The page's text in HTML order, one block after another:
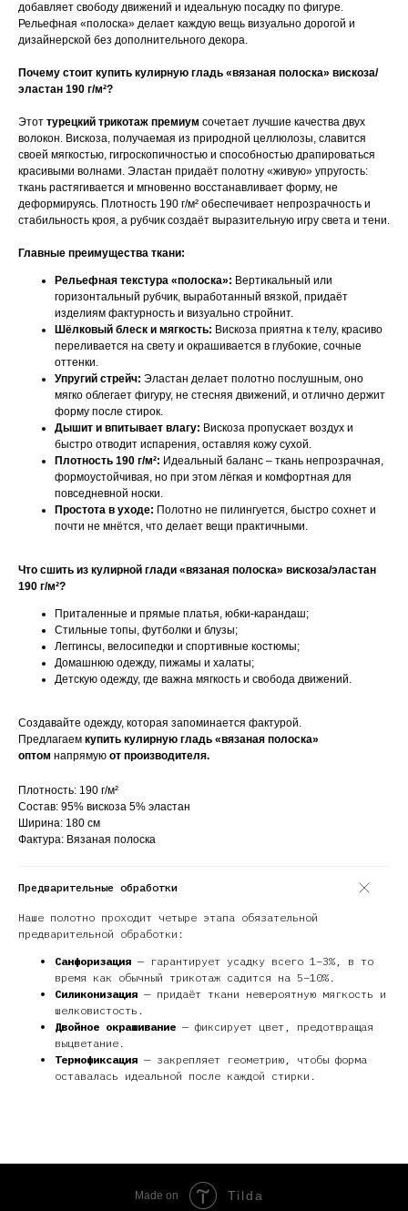
добавляет свободу движений и идеальную посадку по фигуре.
Рельефная «полоска» делает каждую вещь визуально дорогой и
дизайнерской без дополнительного декора.
Почему стоит купить кулирную гладь «вязаная полоска» вискоза/
эластан 190 г/м²?
Этот турецкий трикотаж премиум сочетает лучшие качества двух
волокон. Вискоза, получаемая из природной целлюлозы, славится
своей мягкостью, гигроскопичностью и способностью драпироваться
красивыми волнами. Эластан придаёт полотну «живую» упругость:
ткань растягивается и мгновенно восстанавливает форму, не
деформируясь. Плотность 190 г/м² обеспечивает непрозрачность и
стабильность кроя, а рубчик создаёт выразительную игру света и тени.
Главные преимущества ткани:
Рельефная текстура «полоска»: Вертикальный или
горизонтальный рубчик, выработанный вязкой, придаёт
изделиям фактурность и визуально стройнит.
Шёлковый блеск и мягкость: Вискоза приятна к телу, красиво
переливается на свету и окрашивается в глубокие, сочные
оттенки.
Упругий стрейч: Эластан делает полотно послушным, оно
мягко облегает фигуру, не стесняя движений, и отлично держит
форму после стирок.
Дышит и впитывает влагу: Вискоза пропускает воздух и
быстро отводит испарения, оставляя кожу сухой.
Плотность 190 г/м²: Идеальный баланс – ткань непрозрачная,
формоустойчивая, но при этом лёгкая и комфортная для
повседневной носки.
Простота в уходе: Полотно не пилингуется, быстро сохнет и
почти не мнётся, что делает вещи практичными.
Что сшить из кулирной глади «вязаная полоска» вискоза/эластан
190 г/м²?
Приталенные и прямые платья, юбки-карандаш;
Стильные топы, футболки и блузы;
Леггинсы, велосипедки и спортивные костюмы;
Домашнюю одежду, пижамы и халаты;
Детскую одежду, где важна мягкость и свобода движений.
Создавайте одежду, которая запоминается фактурой.
Предлагаем купить кулирную гладь «вязаная полоска»
оптом напрямую от производителя.
Плотность: 190 г/м²
Состав: 95% вискоза 5% эластан
Ширина: 180 см
Фактура: Вязаная полоска
Предварительные обработки
Наше полотно проходит четыре этапа обязательной
предварительной обработки:
Санфоризация — гарантирует усадку всего 1–3%, в то
время как обычный трикотаж садится на 5–10%.
Силиконизация — придаёт ткани невероятную мягкость и
шелковистость.
Двойное окрашивание — фиксирует цвет, предотвращая
выцветание.
Термофиксация — закрепляет геометрию, чтобы форма
оставалась идеальной после каждой стирки.
Made on Tilda